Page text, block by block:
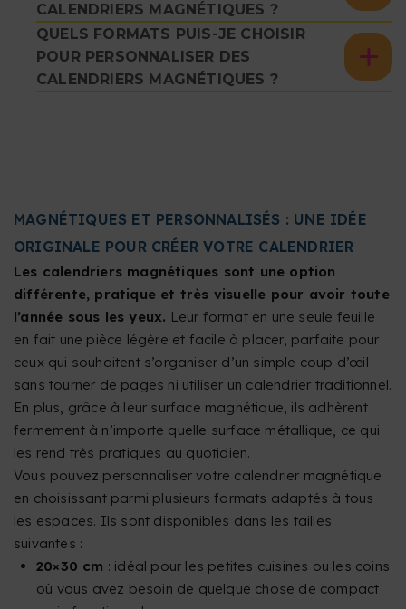
CALENDRIERS MAGNÉTIQUES ?
QUELS FORMATS PUIS-JE CHOISIR
POUR PERSONNALISER DES
CALENDRIERS MAGNÉTIQUES ?
MAGNÉTIQUES ET PERSONNALISÉS : UNE IDÉE
ORIGINALE POUR CRÉER VOTRE CALENDRIER
Les calendriers magnétiques sont une option
différente, pratique et très visuelle pour avoir toute
l’année sous les yeux. Leur format en une seule feuille
en fait une pièce légère et facile à placer, parfaite pour
ceux qui souhaitent s’organiser d’un simple coup d’œil
sans tourner de pages ni utiliser un calendrier traditionnel.
En plus, grâce à leur surface magnétique, ils adhèrent
fermement à n’importe quelle surface métallique, ce qui
les rend très pratiques au quotidien.
Vous pouvez personnaliser votre calendrier magnétique
en choisissant parmi plusieurs formats adaptés à tous
les espaces. Ils sont disponibles dans les tailles
suivantes :
20×30 cm : idéal pour les petites cuisines ou les coins
où vous avez besoin de quelque chose de compact